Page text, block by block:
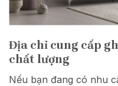
Địa chỉ cung cấp
chất lượng
Nếu bạn đang có nhu